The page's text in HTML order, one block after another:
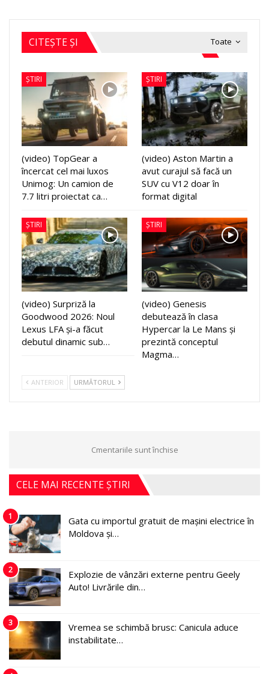
Toate
CITEȘTE ȘI
ȘTIRI
(video) TopGear a
încercat cel mai luxos
Unimog: Un camion de
7.7 litri proiectat ca…
ȘTIRI
(video) Aston Martin a
avut curajul să facă un
SUV cu V12 doar în
format digital
ȘTIRI
(video) Surpriză la
Goodwood 2026: Noul
Lexus LFA și-a făcut
debutul dinamic sub…
ȘTIRI
(video) Genesis
debutează în clasa
Hypercar la Le Mans și
prezintă conceptul
Magma…
ANTERIOR URMĂTORUL
Cmentariile sunt închise
CELE MAI RECENTE ȘTIRI
1
Gata cu importul gratuit de mașini electrice în
Moldova și…
2
Explozie de vânzări externe pentru Geely
Auto! Livrările din…
3
Vremea se schimbă brusc: Canicula aduce
instabilitate…